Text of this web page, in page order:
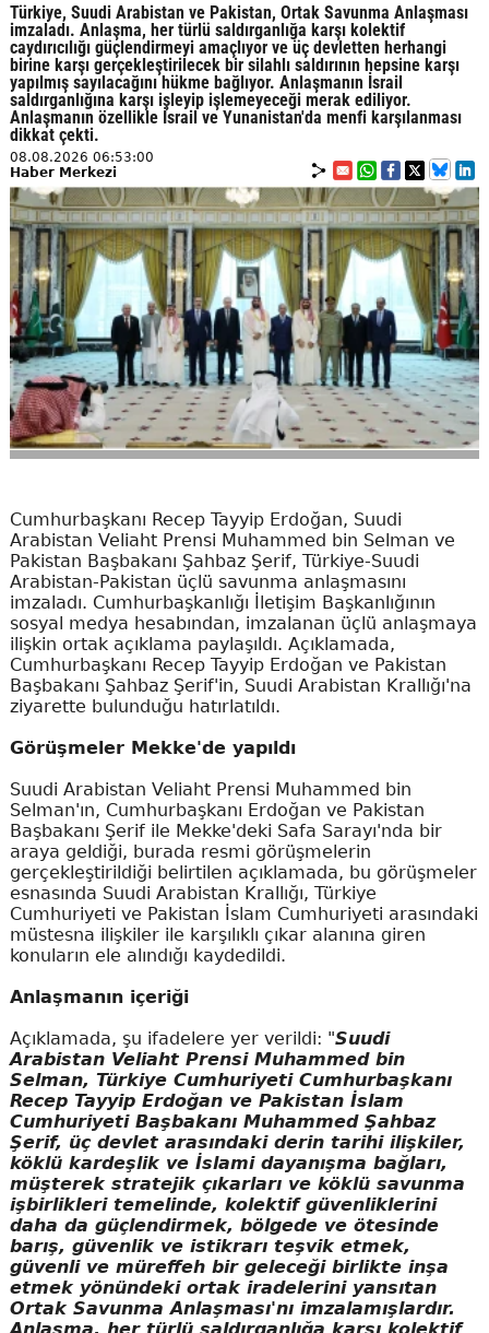
Türkiye, Suudi Arabistan ve Pakistan, Ortak Savunma Anlaşması
imzaladı. Anlaşma, her türlü saldırganlığa karşı kolektif
caydırıcılığı güçlendirmeyi amaçlıyor ve üç devletten herhangi
birine karşı gerçekleştirilecek bir silahlı saldırının hepsine karşı
yapılmış sayılacağını hükme bağlıyor. Anlaşmanın İsrail
saldırganlığına karşı işleyip işlemeyeceği merak ediliyor.
Anlaşmanın özellikle İsrail ve Yunanistan'da menfi karşılanması
dikkat çekti.
08.08.2026 06:53:00
Haber Merkezi
Cumhurbaşkanı Recep Tayyip Erdoğan, Suudi
Arabistan Veliaht Prensi Muhammed bin Selman ve
Pakistan Başbakanı Şahbaz Şerif, Türkiye-Suudi
Arabistan-Pakistan üçlü savunma anlaşmasını
imzaladı. Cumhurbaşkanlığı İletişim Başkanlığının
sosyal medya hesabından, imzalanan üçlü anlaşmaya
ilişkin ortak açıklama paylaşıldı. Açıklamada,
Cumhurbaşkanı Recep Tayyip Erdoğan ve Pakistan
Başbakanı Şahbaz Şerif'in, Suudi Arabistan Krallığı'na
ziyarette bulunduğu hatırlatıldı.
Görüşmeler Mekke'de yapıldı
Suudi Arabistan Veliaht Prensi Muhammed bin
Selman'ın, Cumhurbaşkanı Erdoğan ve Pakistan
Başbakanı Şerif ile Mekke'deki Safa Sarayı'nda bir
araya geldiği, burada resmi görüşmelerin
gerçekleştirildiği belirtilen açıklamada, bu görüşmeler
esnasında Suudi Arabistan Krallığı, Türkiye
Cumhuriyeti ve Pakistan İslam Cumhuriyeti arasındaki
müstesna ilişkiler ile karşılıklı çıkar alanına giren
konuların ele alındığı kaydedildi.
Anlaşmanın içeriği
Açıklamada, şu ifadelere yer verildi: "Suudi
Arabistan Veliaht Prensi Muhammed bin
Selman, Türkiye Cumhuriyeti Cumhurbaşkanı
Recep Tayyip Erdoğan ve Pakistan İslam
Cumhuriyeti Başbakanı Muhammed Şahbaz
Şerif, üç devlet arasındaki derin tarihi ilişkiler,
köklü kardeşlik ve İslami dayanışma bağları,
müşterek stratejik çıkarları ve köklü savunma
işbirlikleri temelinde, kolektif güvenliklerini
daha da güçlendirmek, bölgede ve ötesinde
barış, güvenlik ve istikrarı teşvik etmek,
güvenli ve müreffeh bir geleceği birlikte inşa
etmek yönündeki ortak iradelerini yansıtan
Ortak Savunma Anlaşması'nı imzalamışlardır.
Anlaşma, her türlü saldırganlığa karşı kolektif